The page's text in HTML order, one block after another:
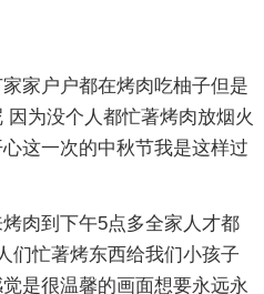
家户户都在烤肉吃柚子但是
为没个人都忙著烤肉放烟火
这一次的中秋节我是这样过
肉到下午5点多全家人才都
们忙著烤东西给我们小孩子
是很温馨的画面想要永远永